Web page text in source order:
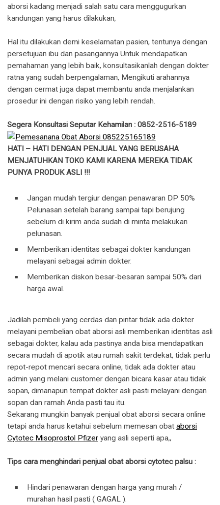
aborsi kadang menjadi salah satu cara menggugurkan
kandungan yang harus dilakukan,
Hal itu dilakukan demi keselamatan pasien, tentunya dengan
persetujuan ibu dan pasangannya Untuk mendapatkan
pemahaman yang lebih baik, konsultasikanlah dengan dokter
ratna yang sudah berpengalaman, Mengikuti arahannya
dengan cermat juga dapat membantu anda menjalankan
prosedur ini dengan risiko yang lebih rendah.
Segera Konsultasi Seputar Kehamilan : 0852-2516-5189
HATI – HATI DENGAN PENJUAL YANG BERUSAHA
MENJATUHKAN TOKO KAMI KARENA MEREKA TIDAK
PUNYA PRODUK ASLI !!!
Jangan mudah tergiur dengan penawaran DP 50%
Pelunasan setelah barang sampai tapi berujung
sebelum di kirim anda sudah di minta melakukan
pelunasan.
Memberikan identitas sebagai dokter kandungan
melayani sebagai admin dokter.
Memberikan diskon besar-besaran sampai 50% dari
harga awal.
Jadilah pembeli yang cerdas dan pintar tidak ada dokter
melayani pembelian obat aborsi asli memberikan identitas asli
sebagai dokter, kalau ada pastinya anda bisa mendapatkan
secara mudah di apotik atau rumah sakit terdekat, tidak perlu
repot-repot mencari secara online, tidak ada dokter atau
admin yang melani customer dengan bicara kasar atau tidak
sopan, dimanapun tempat dokter asli pasti melayani dengan
sopan dan ramah Anda pasti tau itu.
Sekarang mungkin banyak penjual obat aborsi secara online
tetapi anda harus ketahui sebelum memesan obat aborsi
Cytotec Misoprostol Pfizer yang asli seperti apa,,
Tips cara menghindari penjual obat aborsi cytotec palsu :
Hindari penawaran dengan harga yang murah /
murahan hasil pasti ( GAGAL ).